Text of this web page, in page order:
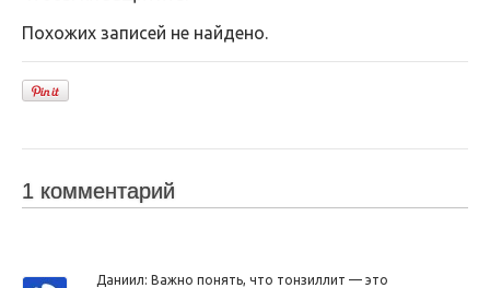
Похожих записей не найдено.
1 комментарий
Даниил: Важно понять, что тонзиллит — это